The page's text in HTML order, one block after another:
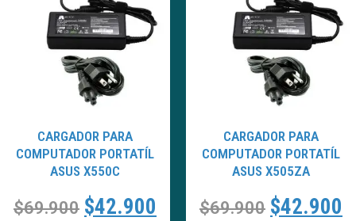
CARGADOR PARA
COMPUTADOR PORTATÍL
ASUS X550C
$69.900 $42.900
CARGADOR PARA
COMPUTADOR PORTATÍL
ASUS X505ZA
$69.900 $42.900